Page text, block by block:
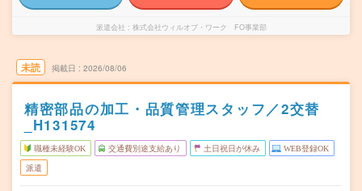
派遣会社 株式会社ウィルオブ・ワーク FO事業部
未読 掲載日 2026/08/06
精密部品の加工・品質管理スタッフ／2交替
_H131574
職種未経験OK 交通費別途支給あり 土日祝日が休み WEB登録OK
派遣